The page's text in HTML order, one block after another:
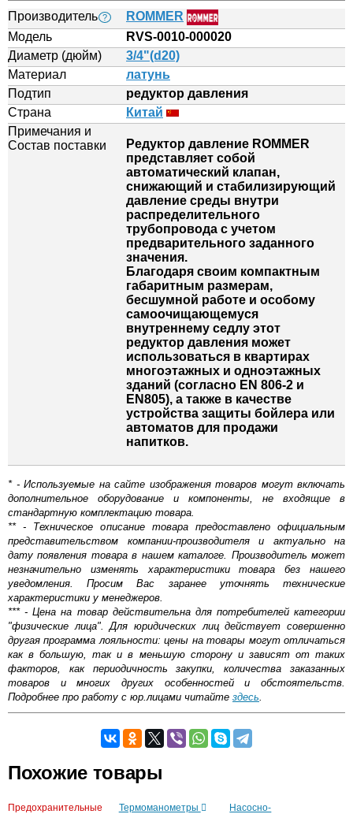
Производитель ?
ROMMER
Модель
RVS-0010-000020
Диаметр (дюйм)
3/4"(d20)
Материал
латунь
Подтип
редуктор давления
Страна
Китай
Примечания и
Состав поставки
Редуктор давление ROMMER
представляет собой
автоматический клапан,
снижающий и стабилизирующий
давление среды внутри
распределительного
трубопровода с учетом
предварительного заданного
значения.
Благодаря своим компактным
габаритным размерам,
бесшумной работе и особому
самоочищающемуся
внутреннему седлу этот
редуктор давления может
использоваться в квартирах
многоэтажных и одноэтажных
зданий (согласно EN 806-2 и
EN805), а также в качестве
устройства защиты бойлера или
автоматов для продажи
напитков.
* - Используемые на сайте изображения товаров могут включать
дополнительное оборудование и компоненты, не входящие в
стандартную комплектацию товара.
** - Техническое описание товара предоставлено официальным
представительством компании-производителя и актуально на
дату появления товара в нашем каталоге. Производитель может
незначительно изменять характеристики товара без нашего
уведомления. Просим Вас заранее уточнять технические
характеристики у менеджеров.
*** - Цена на товар действительна для потребителей категории
"физические лица". Для юридических лиц действует совершенно
другая программа лояльности: цены на товары могут отличаться
как в большую, так и в меньшую сторону и зависят от таких
факторов, как периодичность закупки, количества заказанных
товаров и многих других особенностей и обстоятельств.
Подробнее про работу с юр.лицами читайте здесь.
Оставьте отзыв
Возможные способы оплаты:
Похожие товары
Предохранительные Термоманометры Насосно-